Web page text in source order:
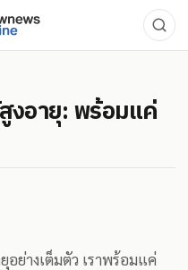
งอายุ: พร้อมแค่
อย่างเต็มตัว เราพร้อมแค่